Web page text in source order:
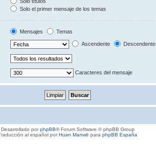
Solo el primer mensaje de los temas
Mensajes
Temas
Ascendente Descendente
Caracteres del mensaje
Desarrollado porphpBB® Forum Software © phpBB Group
al español porHuan Manwë para phpBB España